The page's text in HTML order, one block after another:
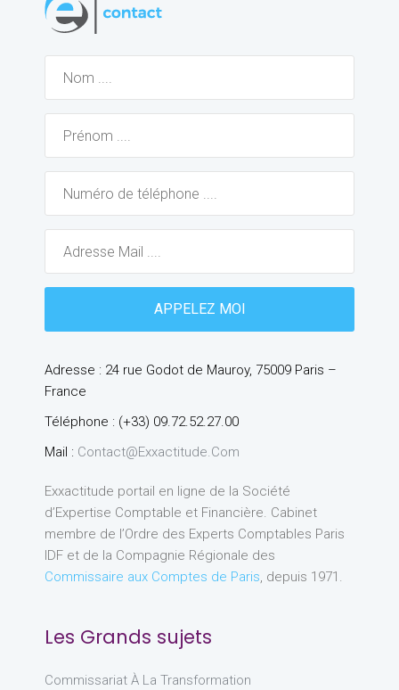
Adresse : 24 rue Godot de Mauroy, 75009 Paris –
France
Téléphone : (+33) 09.72.52.27.00
Mail : Contact@exxactitude.com
Exxactitude portail en ligne de la Société
d’Expertise Comptable et Financière. Cabinet
membre de l’Ordre des Experts Comptables Paris
IDF et de la Compagnie Régionale des
Commissaire aux Comptes de Paris, depuis 1971.
Les Grands sujets
Commissariat À La Transformation